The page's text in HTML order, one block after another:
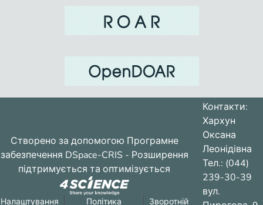
Створено за допомогою Програмне
забезпечення DSpace-CRIS - Розширення
підтримується та оптимізується
Налаштування Політика Зворотній
Контакти:
Хархун
Оксана
Леонідівна
Тел.: (044)
239-30-39
вул.